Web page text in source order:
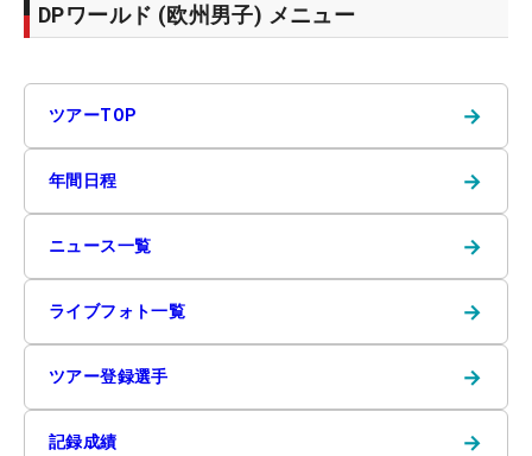
DPワールド (欧州男子) メニュー
ツアーTOP →
年間日程 →
ニュース一覧 →
ライブフォト一覧 →
ツアー登録選手 →
記録成績 →